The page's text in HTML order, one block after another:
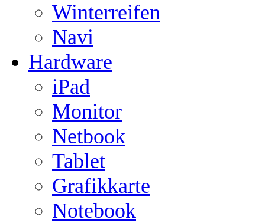
Winterreifen
Navi
Hardware
iPad
Monitor
Netbook
Tablet
Grafikkarte
Notebook